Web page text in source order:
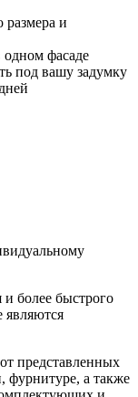
и
одном фасаде
под вашу задумку
более быстрого
являются
представленных
фурнитуре, а также